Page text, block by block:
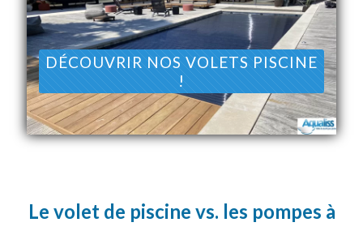
DÉCOUVRIR NOS VOLETS PISCINE
!
Le volet de piscine vs. les pompes à